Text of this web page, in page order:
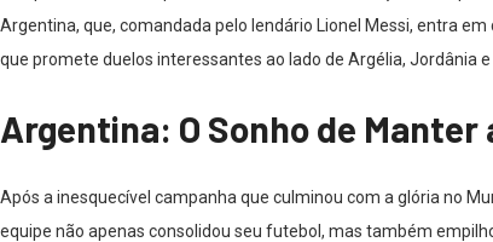
Argentina, que, comandada pelo lendário Lionel Messi, entra
que promete duelos interessantes ao lado de Argélia, Jordânia e
Argentina: O Sonho de Manter
Após a inesquecível campanha que culminou com a glória no
equipe não apenas consolidou seu futebol, mas também